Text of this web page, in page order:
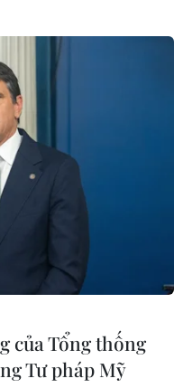
của Tổng thống
Tư pháp Mỹ